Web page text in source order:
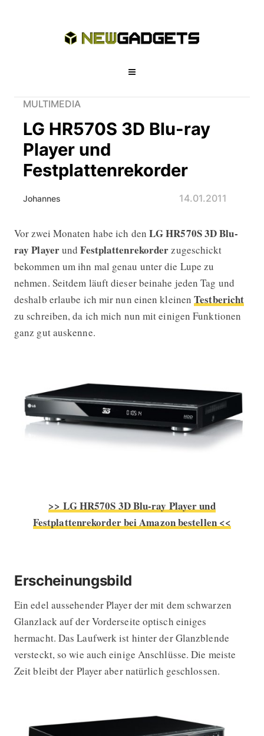
MULTIMEDIA
LG HR570S 3D Blu-ray
Player und
Festplattenrekorder
Johannes 14.01.2011
LG HR570S 3D Blu-ray Player und
Vor zwei Monaten habe ich den LG HR570S3D Blu-
ray PlayerundFestplattenrekorder zugeschickt
bekommen um ihn mal genau unter die Lupe zu
nehmen. Seitdem läuft dieser beinahe jeden Tag und
deshalb erlaube ich mir nun einen kleinenTestbericht
zu schreiben, da ich mich nun mit einigen Funktionen
ganz gut auskenne.
>> LG HR570S 3D Blu-ray Player und
Festplattenrekorder bei Amazon bestellen <<
Erscheinungsbild
Ein edel aussehender Player der mit dem schwarzen
Glanzlack auf der Vorderseite optisch einiges
hermacht. Das Laufwerk ist hinter der Glanzblende
versteckt, so wie auch einige Anschlüsse. Die meiste
Zeit bleibt der Player aber natürlich geschlossen.